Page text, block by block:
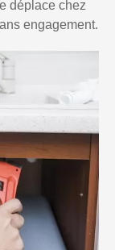
déplace chez
engagement.